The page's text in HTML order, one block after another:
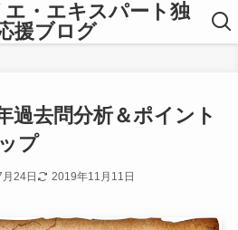
・エキスパート独
援ブログ
過去問分析＆ポイント
プ
24日 2019年11月11日